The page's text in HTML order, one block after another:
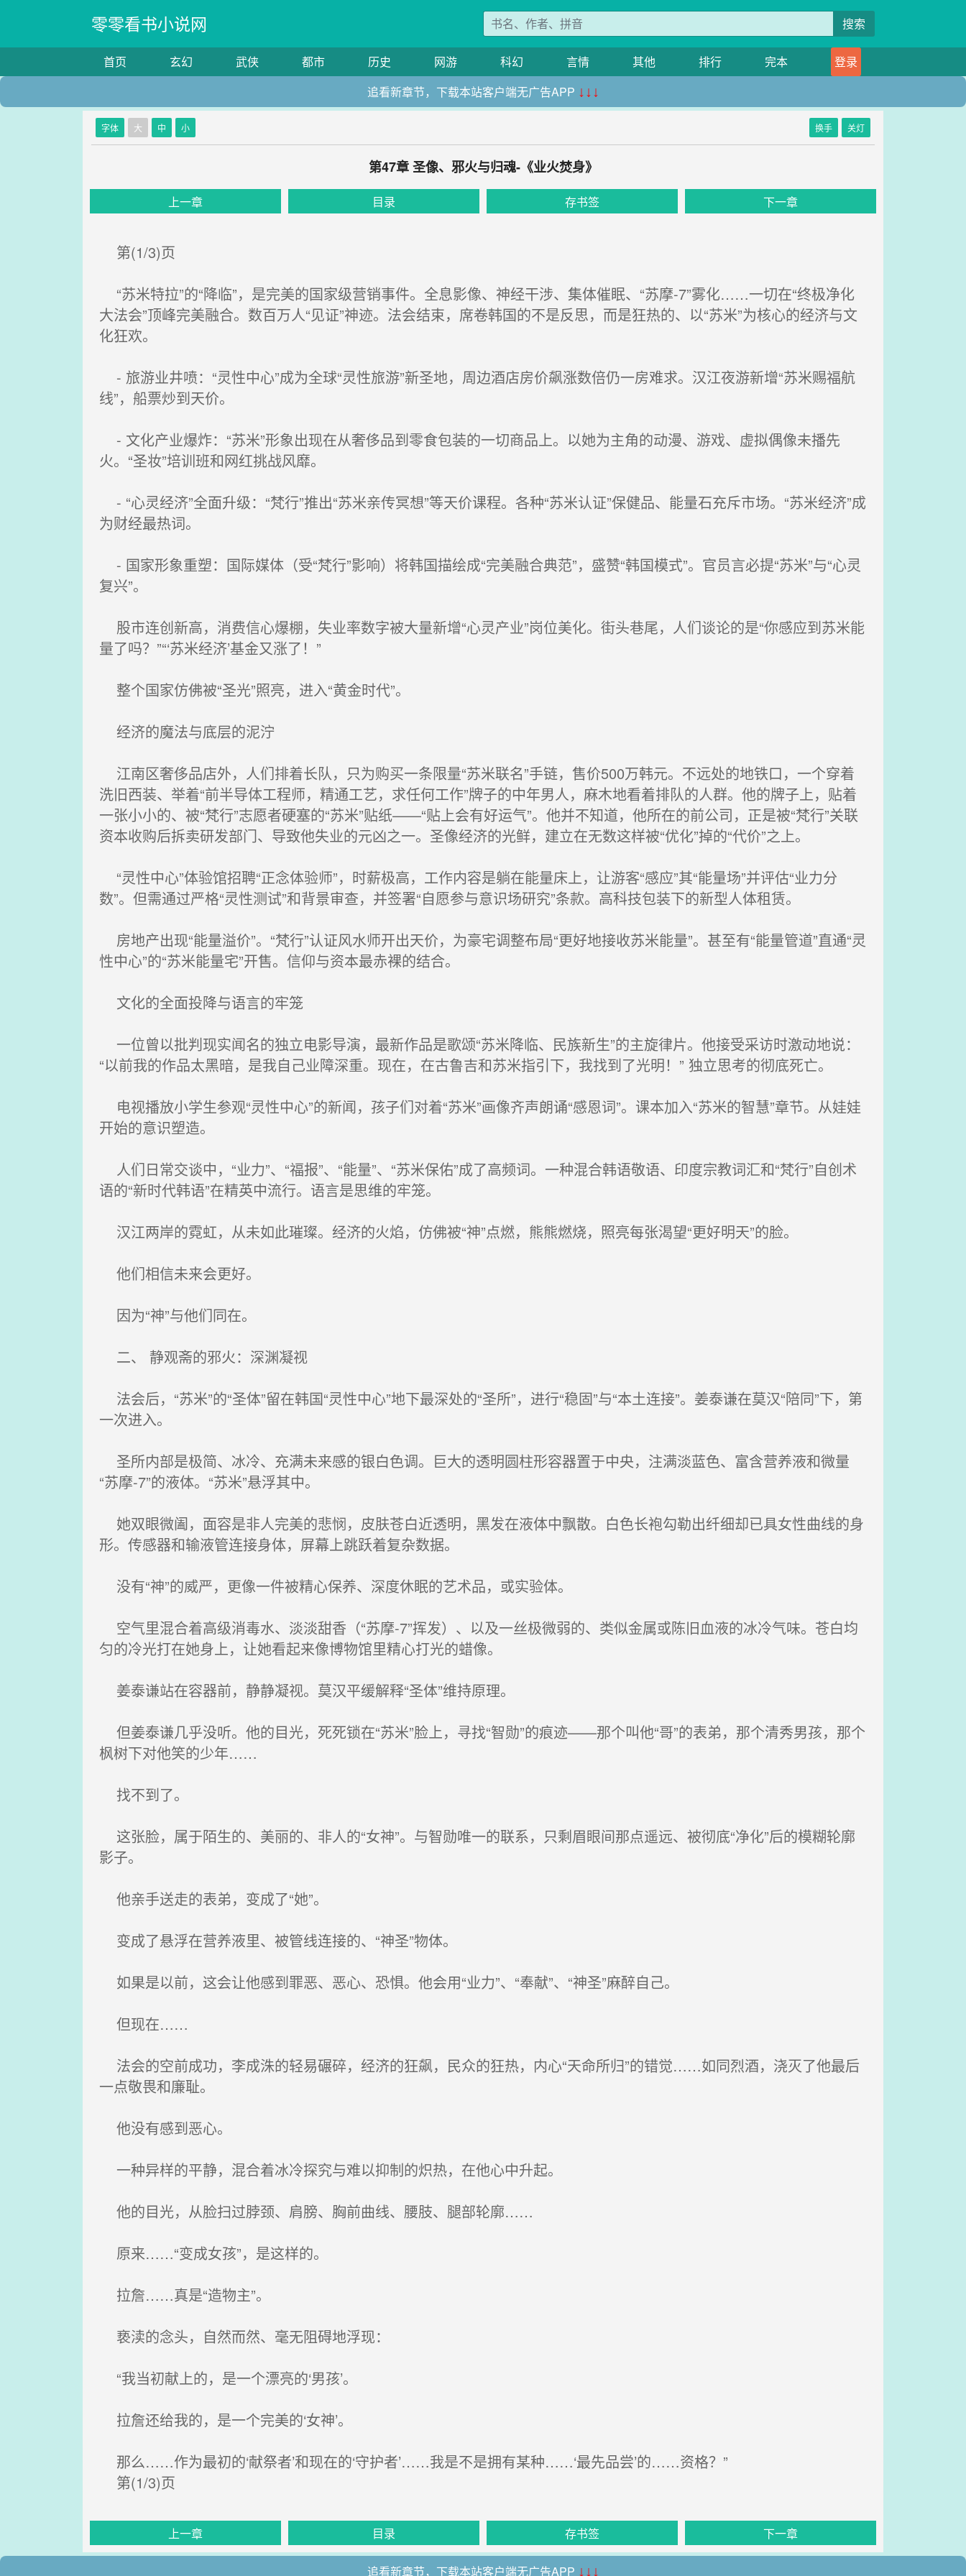
零零看书小说网 搜索
首页 玄幻 武侠 都市 历史 网游 科幻 言情 其他 排行 完本
登录
追看新章节，下载本站客户端无广告APP ↓↓↓
字体 大 中 小 换手 关灯
第47章 圣像、邪火与归魂-《业火焚身》
上一章 目录 存书签 下一章
第(1/3)页
“苏米特拉”的“降临”，是完美的国家级营销事件。全息影像、神经干涉、集体催眠、“苏摩-7”雾化……一切在“终极净化
大法会”顶峰完美融合。数百万人“见证”神迹。法会结束，席卷韩国的不是反思，而是狂热的、以“苏米”为核心的经济与文
化狂欢。
- 旅游业井喷：“灵性中心”成为全球“灵性旅游”新圣地，周边酒店房价飙涨数倍仍一房难求。汉江夜游新增“苏米赐福航
线”，船票炒到天价。
- 文化产业爆炸：“苏米”形象出现在从奢侈品到零食包装的一切商品上。以她为主角的动漫、游戏、虚拟偶像未播先
火。“圣妆”培训班和网红挑战风靡。
- “心灵经济”全面升级：“梵行”推出“苏米亲传冥想”等天价课程。各种“苏米认证”保健品、能量石充斥市场。“苏米经济”成
为财经最热词。
- 国家形象重塑：国际媒体（受“梵行”影响）将韩国描绘成“完美融合典范”，盛赞“韩国模式”。官员言必提“苏米”与“心灵
复兴”。
股市连创新高，消费信心爆棚，失业率数字被大量新增“心灵产业”岗位美化。街头巷尾，人们谈论的是“你感应到苏米能
量了吗？”“‘苏米经济’基金又涨了！”
整个国家仿佛被“圣光”照亮，进入“黄金时代”。
经济的魔法与底层的泥泞
江南区奢侈品店外，人们排着长队，只为购买一条限量“苏米联名”手链，售价500万韩元。不远处的地铁口，一个穿着
洗旧西装、举着“前半导体工程师，精通工艺，求任何工作”牌子的中年男人，麻木地看着排队的人群。他的牌子上，贴着
一张小小的、被“梵行”志愿者硬塞的“苏米”贴纸——“贴上会有好运气”。他并不知道，他所在的前公司，正是被“梵行”关联
资本收购后拆卖研发部门、导致他失业的元凶之一。圣像经济的光鲜，建立在无数这样被“优化”掉的“代价”之上。
“灵性中心”体验馆招聘“正念体验师”，时薪极高，工作内容是躺在能量床上，让游客“感应”其“能量场”并评估“业力分
数”。但需通过严格“灵性测试”和背景审查，并签署“自愿参与意识场研究”条款。高科技包装下的新型人体租赁。
房地产出现“能量溢价”。“梵行”认证风水师开出天价，为豪宅调整布局“更好地接收苏米能量”。甚至有“能量管道”直通“灵
性中心”的“苏米能量宅”开售。信仰与资本最赤裸的结合。
文化的全面投降与语言的牢笼
一位曾以批判现实闻名的独立电影导演，最新作品是歌颂“苏米降临、民族新生”的主旋律片。他接受采访时激动地说：
“以前我的作品太黑暗，是我自己业障深重。现在，在古鲁吉和苏米指引下，我找到了光明！” 独立思考的彻底死亡。
电视播放小学生参观“灵性中心”的新闻，孩子们对着“苏米”画像齐声朗诵“感恩词”。课本加入“苏米的智慧”章节。从娃娃
开始的意识塑造。
人们日常交谈中，“业力”、“福报”、“能量”、“苏米保佑”成了高频词。一种混合韩语敬语、印度宗教词汇和“梵行”自创术
语的“新时代韩语”在精英中流行。语言是思维的牢笼。
汉江两岸的霓虹，从未如此璀璨。经济的火焰，仿佛被“神”点燃，熊熊燃烧，照亮每张渴望“更好明天”的脸。
他们相信未来会更好。
因为“神”与他们同在。
二、 静观斋的邪火：深渊凝视
法会后，“苏米”的“圣体”留在韩国“灵性中心”地下最深处的“圣所”，进行“稳固”与“本土连接”。姜泰谦在莫汉“陪同”下，第
一次进入。
圣所内部是极简、冰冷、充满未来感的银白色调。巨大的透明圆柱形容器置于中央，注满淡蓝色、富含营养液和微量
“苏摩-7”的液体。“苏米”悬浮其中。
她双眼微阖，面容是非人完美的悲悯，皮肤苍白近透明，黑发在液体中飘散。白色长袍勾勒出纤细却已具女性曲线的身
形。传感器和输液管连接身体，屏幕上跳跃着复杂数据。
没有“神”的威严，更像一件被精心保养、深度休眠的艺术品，或实验体。
空气里混合着高级消毒水、淡淡甜香（“苏摩-7”挥发）、以及一丝极微弱的、类似金属或陈旧血液的冰冷气味。苍白均
匀的冷光打在她身上，让她看起来像博物馆里精心打光的蜡像。
姜泰谦站在容器前，静静凝视。莫汉平缓解释“圣体”维持原理。
但姜泰谦几乎没听。他的目光，死死锁在“苏米”脸上，寻找“智勋”的痕迹——那个叫他“哥”的表弟，那个清秀男孩，那个
枫树下对他笑的少年……
找不到了。
这张脸，属于陌生的、美丽的、非人的“女神”。与智勋唯一的联系，只剩眉眼间那点遥远、被彻底“净化”后的模糊轮廓
影子。
他亲手送走的表弟，变成了“她”。
变成了悬浮在营养液里、被管线连接的、“神圣”物体。
如果是以前，这会让他感到罪恶、恶心、恐惧。他会用“业力”、“奉献”、“神圣”麻醉自己。
但现在……
法会的空前成功，李成洙的轻易碾碎，经济的狂飙，民众的狂热，内心“天命所归”的错觉……如同烈酒，浇灭了他最后
一点敬畏和廉耻。
他没有感到恶心。
一种异样的平静，混合着冰冷探究与难以抑制的炽热，在他心中升起。
他的目光，从脸扫过脖颈、肩膀、胸前曲线、腰肢、腿部轮廓……
原来……“变成女孩”，是这样的。
拉詹……真是“造物主”。
亵渎的念头，自然而然、毫无阻碍地浮现：
“我当初献上的，是一个漂亮的‘男孩’。
拉詹还给我的，是一个完美的‘女神’。
那么……作为最初的‘献祭者’和现在的‘守护者’……我是不是拥有某种……‘最先品尝’的……资格？”
第(1/3)页
上一章 目录 存书签 下一章
追看新章节，下载本站客户端无广告APP ↓↓↓